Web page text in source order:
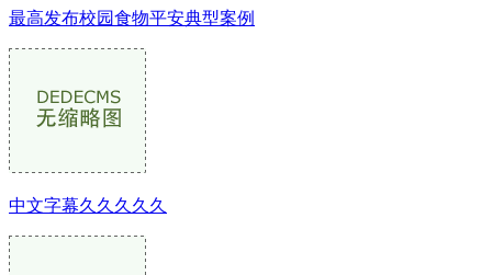
最高发布校园食物平安典型案例
中文字幕久久久久久